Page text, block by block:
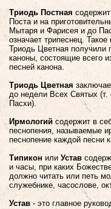
Триодь Постная
Поста и на
Мытаря и Фарисея и до
означает трипеснец.
Триодь Цветная получили
каноны, состоящие всего
песней канона.
Триодь Цветная
до недели Всех Святых (т.
Пасхи).
Ирмологийсодержит в
песнопения, называемые
песнопение каждой песни
Типикон или Устав
и часы, при каких
должно читать или петь
служебнике, часослове,
Устав- это главное